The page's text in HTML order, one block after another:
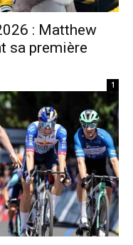
: Matthew
sa première
1